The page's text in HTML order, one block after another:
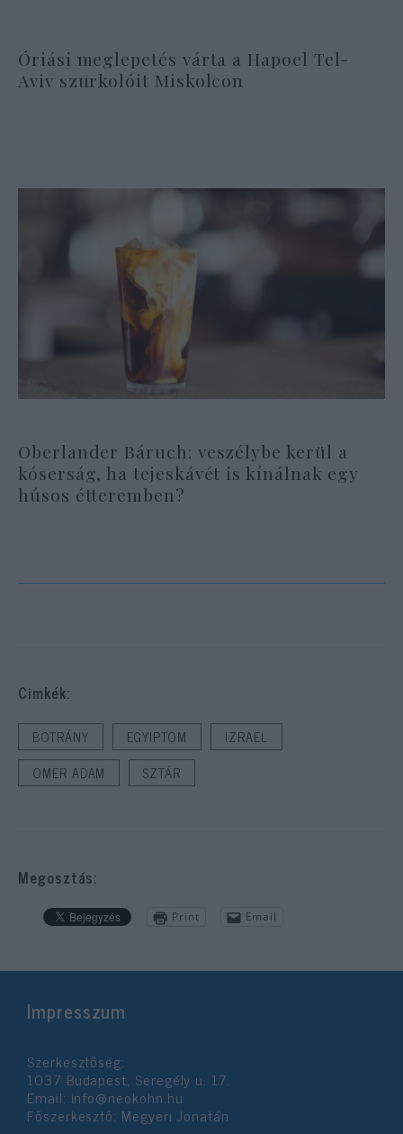
Óriási meglepetés várta a Hapoel Tel-
Aviv szurkolóit Miskolcon
Oberlander Báruch: veszélybe kerül a
kóserság, ha tejeskávét is kínálnak egy
húsos étteremben?
Cimkék:
BOTRÁNY EGYIPTOM
IZRAEL
OMER ADAM
SZTÁR
Megosztás:
Print Email
Impresszum
Szerkesztőség:
1037 Budapest, Seregély u. 17.
Email: info@neokohn.hu
Főszerkesztő: Megyeri Jonatán